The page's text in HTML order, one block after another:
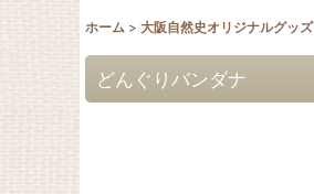
ホーム > 大阪自然史オリジナルグッズ
どんぐりバンダナ